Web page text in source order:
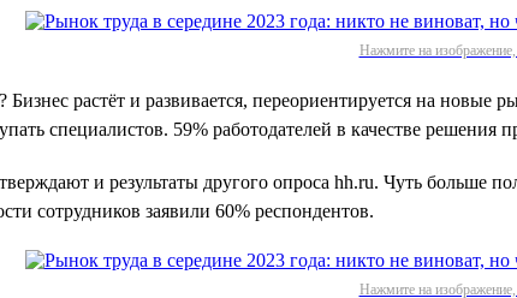
Нажмите на
Бизнес растёт и развивается, переориентируется на
специалистов. 59% работодателей в качестве
и результаты другого опроса hh.ru. Чуть больше
сотрудников заявили 60% респондентов.
Нажмите на